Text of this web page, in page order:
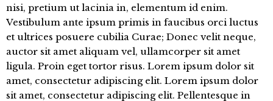
nisi, pretium ut lacinia in, elementum id enim.
Vestibulum ante ipsum primis in faucibus orci luctus
et ultrices posuere cubilia Curae; Donec velit neque,
auctor sit amet aliquam vel, ullamcorper sit amet
ligula. Proin eget tortor risus. Lorem ipsum dolor sit
amet, consectetur adipiscing elit. Lorem ipsum dolor
sit amet, consectetur adipiscing elit. Pellentesque in